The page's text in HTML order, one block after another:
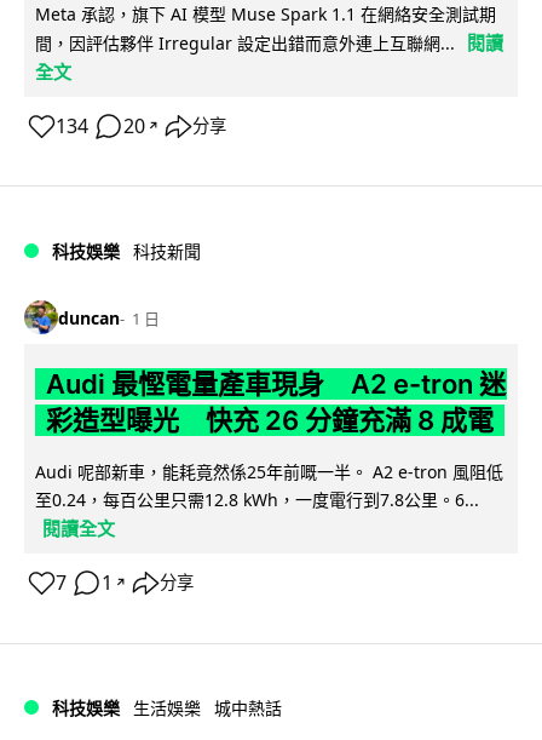
Meta 承認，旗下 AI 模型 Muse Spark 1.1 在網絡安全測試期
間，因評估夥伴 Irregular 設定出錯而意外連上互聯網...
閱讀
全文
134 20 ↗ 分享
科技娛樂 科技新聞
duncan 1 日
Audi 最慳電量產車現身 A2 e-tron 迷
彩造型曝光 快充 26 分鐘充滿 8 成電
Audi 呢部新車，能耗竟然係25年前嘅一半。 A2 e-tron 風阻低
至0.24，每百公里只需12.8 kWh，一度電行到7.8公里。6...
閱讀全文
7 1 ↗ 分享
科技娛樂 生活娛樂 城中熱話